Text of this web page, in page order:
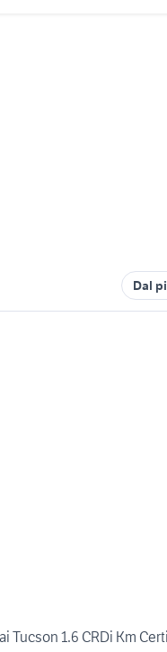
Dal
Tucson 1.6 CRDi Km